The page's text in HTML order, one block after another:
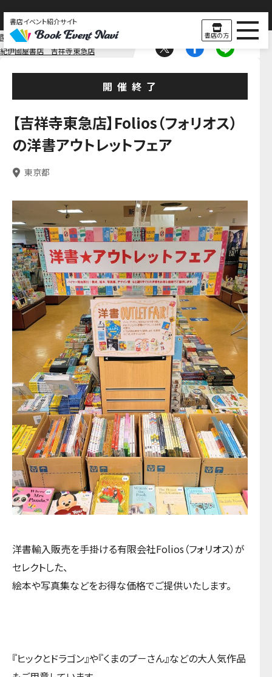
書店イベント紹介サイト
書店の方
関東
東京
紀伊國屋書店 吉祥寺東急店
開催終了
【吉祥寺東急店】Folios（フォリオス）
の洋書アウトレットフェア
東京都
洋書輸入販売を手掛ける有限会社Folios（フォリオス）が
セレクトした、
絵本や写真集などをお得な価格でご提供いたします。
『ヒックとドラゴン』や『くまのプ－さん』などの大人気作品